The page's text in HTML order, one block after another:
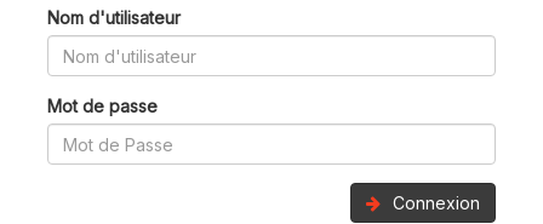
Nom d'utilisateur
Mot de passe
Connexion